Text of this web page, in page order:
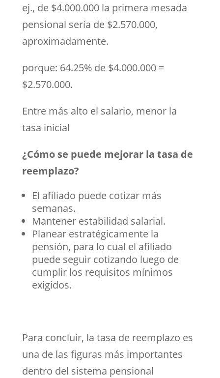
ej., de $4.000.000 la primera mesada
pensional sería de $2.570.000,
aproximadamente.
porque: 64.25% de $4.000.000 =
$2.570.000.
Entre más alto el salario, menor la
tasa inicial
¿Cómo se puede mejorar la tasa de
reemplazo?
El afiliado puede cotizar más
semanas.
Mantener estabilidad salarial.
Planear estratégicamente la
pensión, para lo cual el afiliado
puede seguir cotizando luego de
cumplir los requisitos mínimos
exigidos.
Para concluir, la tasa de reemplazo es
una de las figuras más importantes
dentro del sistema pensional